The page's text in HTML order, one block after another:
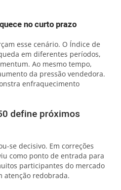
no curto prazo
esse cenário. O Índice de
em diferentes períodos,
Ao mesmo tempo,
da pressão vendedora.
enfraquecimento
define próximos
se decisivo. Em correções
como ponto de entrada para
participantes do mercado
atenção redobrada.